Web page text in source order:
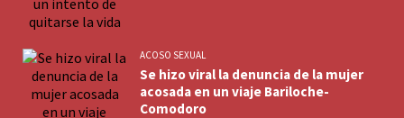
ACOSO SEXUAL
Se hizo viral la denuncia de la mujer
acosada en un viaje Bariloche-
Comodoro